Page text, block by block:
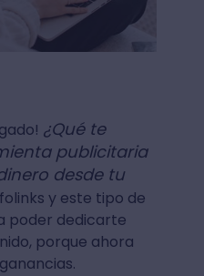
¿Qué te
publicitaria
desde tu
y este tipo de
poder dedicarte
porque ahora